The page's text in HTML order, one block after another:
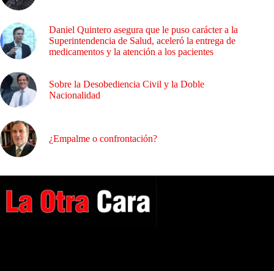
Daniel Quintero asegura que le puso carácter a la
Superintendencia de Salud, aceleró la entrega de
medicamentos y la atención a los pacientes
Sobre la Desobediencia Civil y la Doble
Nacionalidad
¿Empalme o confrontación?